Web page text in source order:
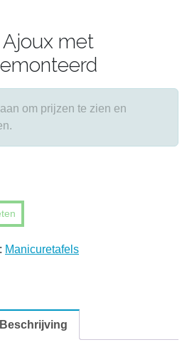
met
om prijzen te zien en
Manicuretafels
Beschrijving